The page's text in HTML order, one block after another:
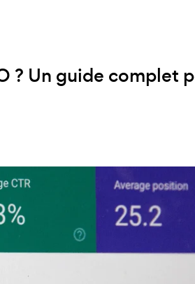
? Un guide complet